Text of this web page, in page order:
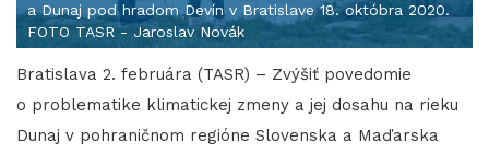
a Dunaj pod hradom Devín v Bratislave 18. októbra 2020.
FOTO TASR - Jaroslav Novák
Bratislava 2. februára (TASR) – Zvýšiť povedomie
o problematike klimatickej zmeny a jej dosahu na rieku
Dunaj v pohraničnom regióne Slovenska a Maďarska